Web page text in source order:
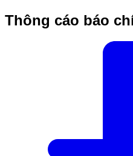
Thông cáo báo